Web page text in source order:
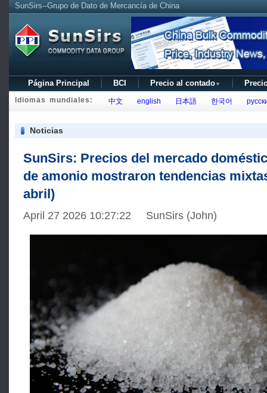
SunSirs--Grupo de Dato de Mercancía de China
Página Principal BCI Precio al contado ▼
Idiomas mundiales: 中文 english 日本語 한국어
Noticias
SunSirs: Precios del mercado
de amonio mostraron tendencias
abril)
April 27 2026 10:27:22 SunSirs (John)